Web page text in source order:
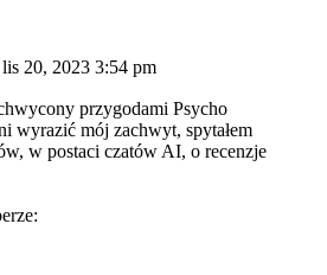
20, 2023 3:54 pm
przygodami Psycho
wyrazić mój zachwyt, spytałem
w postaci czatów AI, o recenzje